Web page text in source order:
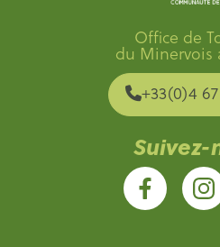
Office de
du Minervois
+33(0)4
Suivez-